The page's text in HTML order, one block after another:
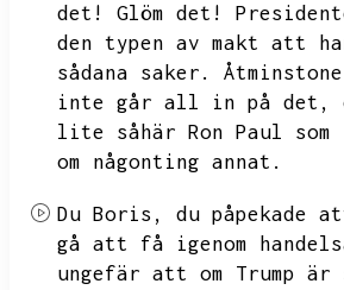
det!
Glöm det!
den typen av makt att
sådana saker.
inte går all in på det,
lite såhär Ron Paul
om någonting annat.
Du Boris,
du påpekade
gå att få igenom
ungefär att om Trump är